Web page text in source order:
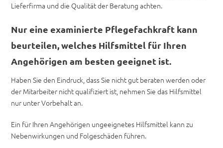
Lieferfirma und die Qualität der Beratung achten.
Nur eine examinierte Pflegefachkraft kann
beurteilen, welches Hilfsmittel für Ihren
Angehörigen am besten geeignet ist.
Haben Sie den Eindruck, dass Sie nicht gut beraten werden oder
der Mitarbeiter nicht qualifiziert ist, nehmen Sie das Hilfsmittel
nur unter Vorbehalt an.
Ein für Ihren Angehörigen ungeeignetes Hilfsmittel kann zu
Nebenwirkungen und Folgeschäden führen.